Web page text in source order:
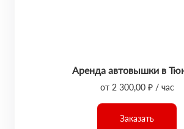
Аренда автовышки в
от 2 300,00 ₽ / час
Заказать